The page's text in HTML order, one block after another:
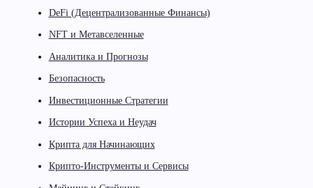
DeFi (Децентрализованные Финансы)
NFT и Метавселенные
Аналитика и Прогнозы
Безопасность
Инвестиционные Стратегии
Истории Успеха и Неудач
Крипта для Начинающих
Крипто-Инструменты и Сервисы